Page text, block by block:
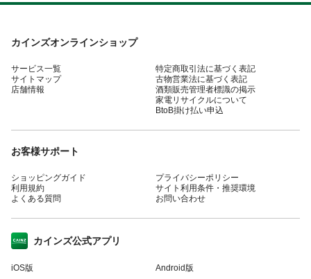
カインズオンラインショップ
サービス一覧
サイトマップ
店舗情報
特定商取引法に基づく表記
古物営業法に基づく表記
酒類販売管理者標識の掲示
家電リサイクルについて
BtoB掛け払い申込
お客様サポート
ショッピングガイド
利用規約
よくある質問
プライバシーポリシー
サイト利用条件・推奨環境
お問い合わせ
カインズ公式アプリ
iOS版 Android版